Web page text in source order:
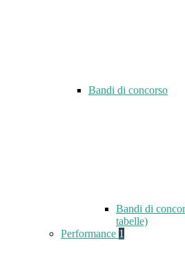
Bandi di concorso
Bandi di
tabelle)
Performance 1